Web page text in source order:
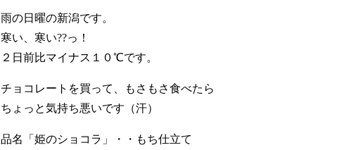
雨の日曜の新潟です。
寒い、寒い??っ！
２日前比マイナス１０℃です。
チョコレートを買って、もさもさ食べたら
ちょっと気持ち悪いです（汗）
品名「姫のショコラ」・・もち仕立て